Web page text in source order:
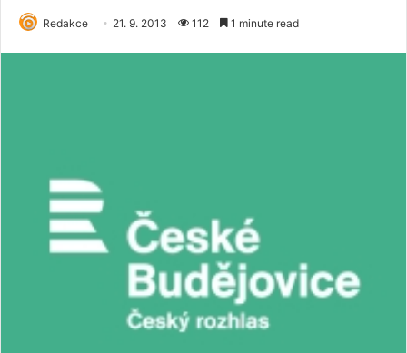
Redakce 21. 9. 2013 112 1 minute read